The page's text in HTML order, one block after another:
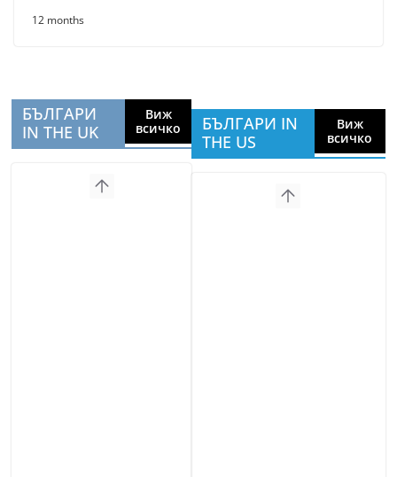
12 months
БЪЛГАРИ
IN THE UK
Виж
всичко
БЪЛГАРИ IN
THE US
Виж
всичко